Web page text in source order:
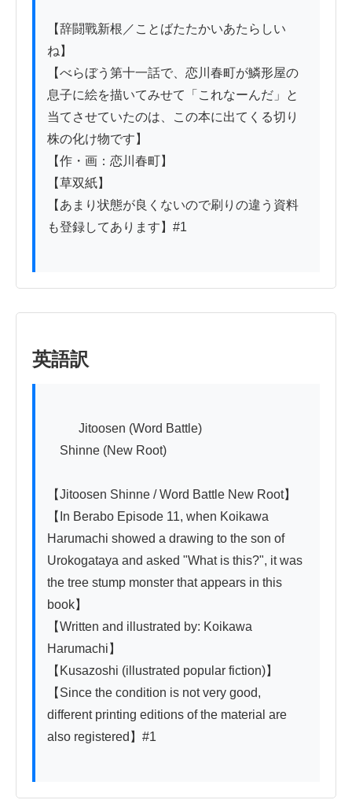
【辞闘戰新根／ことばたたかいあたらしい
ね】
【べらぼう第十一話で、恋川春町が鱗形屋の
息子に絵を描いてみせて「これなーんだ」と
当てさせていたのは、この本に出てくる切り
株の化け物です】
【作・画：恋川春町】
【草双紙】
【あまり状態が良くないので刷りの違う資料
も登録してあります】#1
英語訳
Shinne (New Root)
【Jitoosen Shinne / Word Battle New Root】
【In Berabo Episode 11, when Koikawa
Harumachi showed a drawing to the son of
Urokogataya and asked "What is this?", it was
the tree stump monster that appears in this
book】
【Written and illustrated by: Koikawa
Harumachi】
【Kusazoshi (illustrated popular fiction)】
【Since the condition is not very good,
different printing editions of the material are
also registered】#1